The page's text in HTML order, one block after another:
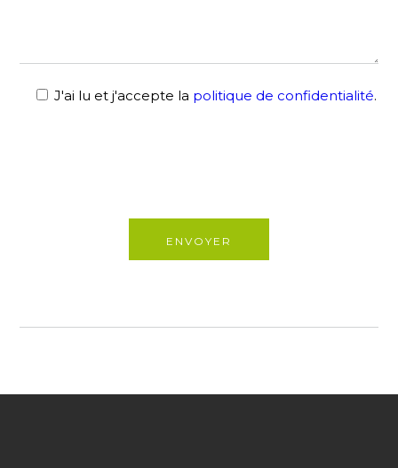
J'ai lu et j'accepte la politique de confidentialité.